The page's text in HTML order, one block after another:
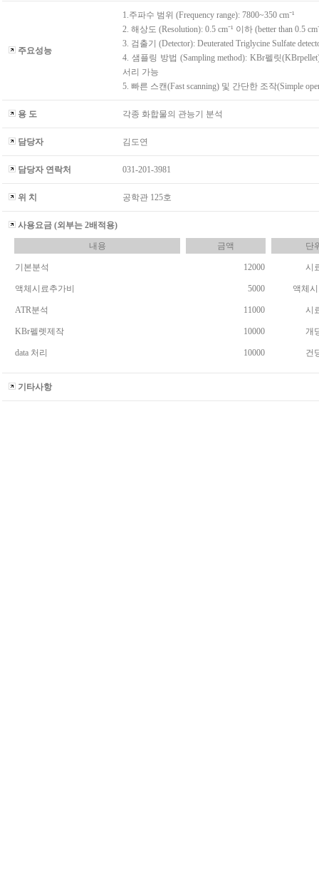
주요성능
1.주파수 범위 (Frequency range): 7800~350 cm⁻¹
2. 해상도 (Resolution): 0.5 cm⁻¹ 이하 (better than 0.5
3. 검출기 (Detector): Deuterated Triglycine Sulfate
4. 샘플링 방법 (Sampling method): KBr펠릿
서리 가능
5. 빠른 스캔(Fast scanning) 및 간단한 조작(Simple
용 도 각종 화합물의 관능기 분석
담당자 김도연
담당자 연락처 031-201-3981
위 치 공학관 125호
사용요금 (외부는 2배적용)
내용 금액 단
기본분석 12000 시
액체시료추가비 5000 액체
ATR분석 11000 시
KBr펠렛제작 10000 개
data 처리 10000 건
기타사항